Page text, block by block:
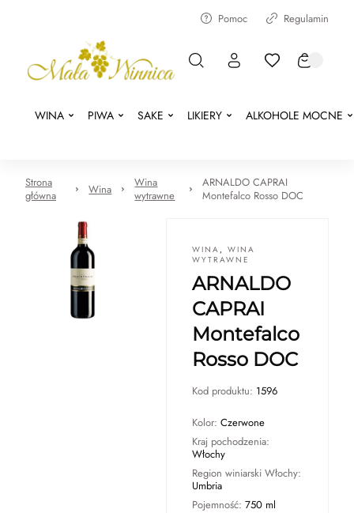
Pomoc Regulamin
WINA PIWA SAKE LIKIERY ALKOHOLE MOCNE
Strona
główna
Wina
Wina
wytrawne
ARNALDO CAPRAI
Montefalco Rosso DOC
WINA , WINA
WYTRAWNE
ARNALDO
CAPRAI
Montefalco
Rosso DOC
Kod produktu: 1596
Kolor: Czerwone
Kraj pochodzenia:
Włochy
Region winiarski Włochy:
Umbria
Pojemność: 750 ml